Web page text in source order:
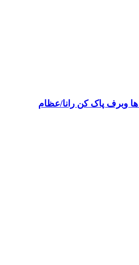
وبرف پاک کن رانا/عظام